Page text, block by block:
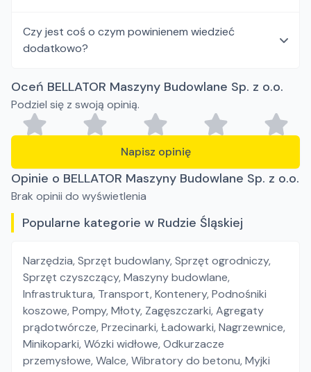
Czy jest coś o czym powinienem wiedzieć
dodatkowo?
Oceń BELLATOR Maszyny Budowlane Sp. z o.o.
Podziel się z swoją opinią.
Napisz opinię
Opinie o BELLATOR Maszyny Budowlane Sp. z o.o.
Brak opinii do wyświetlenia
Popularne kategorie w Rudzie Śląskiej
Narzędzia,Sprzęt budowlany,Sprzęt ogrodniczy,
Sprzęt czyszczący,Maszyny budowlane,
Infrastruktura, Transport,Kontenery,Podnośniki
koszowe,Pompy,Młoty, Zagęszczarki,Agregaty
prądotwórcze,Przecinarki,Ładowarki,Nagrzewnice,
Minikoparki,Wózki widłowe,Odkurzacze
przemysłowe,Walce,Wibratory do betonu,Myjki